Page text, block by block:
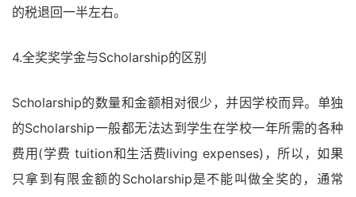
的税退回一半左右。
4.全奖奖学金与Scholarship的区别
Scholarship的数量和金额相对很少，并因学校而异。单独
的Scholarship一般都无法达到学生在学校一年所需的各种
费用(学费 tuition和生活费living expenses)，所以，如果
只拿到有限金额的Scholarship是不能叫做全奖的，通常